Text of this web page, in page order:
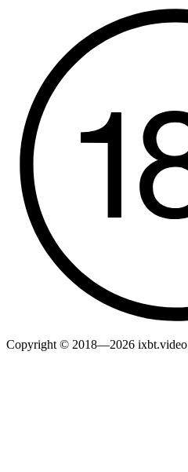
Copyright © 2018—2026 ixbt.video